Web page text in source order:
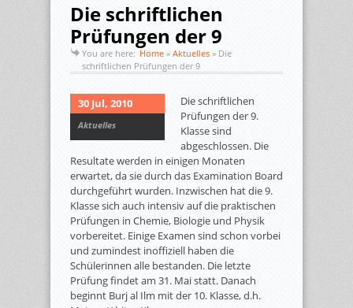
Die schriftlichen
Prüfungen der 9
You are here: Home » Aktuelles » Die
schriftlichen Prüfungen der 9
30 Jul, 2010
Aktuelles
Die schriftlichen
Prüfungen der 9.
Klasse sind
abgeschlossen. Die
Resultate werden in einigen Monaten
erwartet, da sie durch das Examination Board
durchgeführt wurden. Inzwischen hat die 9.
Klasse sich auch intensiv auf die praktischen
Prüfungen in Chemie, Biologie und Physik
vorbereitet. Einige Examen sind schon vorbei
und zumindest inoffiziell haben die
Schülerinnen alle bestanden. Die letzte
Prüfung findet am 31. Mai statt. Danach
beginnt Burj al Ilm mit der 10. Klasse, d.h.